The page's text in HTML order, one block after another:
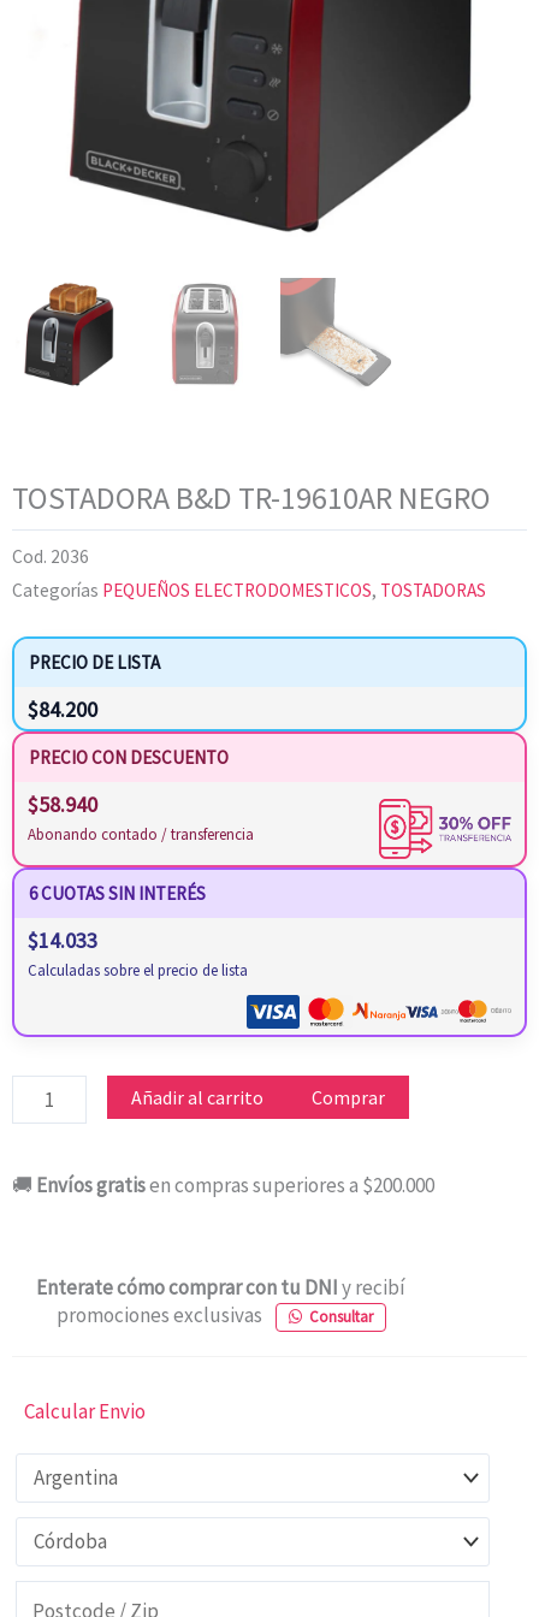
TOSTADORA B&D TR-19610AR NEGRO
Cod. 2036
Categorías PEQUEÑOS ELECTRODOMESTICOS, TOSTADORAS
PRECIO DE LISTA
$84.200
PRECIO CON DESCUENTO
$58.940
Abonando contado / transferencia
6 CUOTAS SIN INTERÉS
$14.033
Calculadas sobre el precio de lista
TOSTADORA
B&D
19610AR
Añadir al carrito Comprar
🚚 Envíos gratisen compras superiores a $200.000
Enterate cómo comprar con tu DNIy recibí
promociones exclusivas
Consultar
Calcular Envio